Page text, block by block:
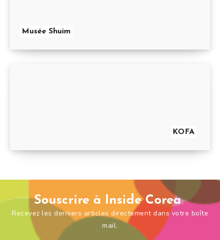
Musée Shuim
KOFA
Souscrire à Inside Corea
Recevez les derniers articles directement dans votre boîte
mail.